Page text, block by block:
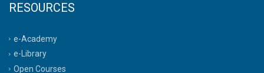
RESOURCES
e-Academy
e-Library
Open Courses